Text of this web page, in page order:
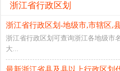
浙江省行政区划
浙江省行政区划-地级市,市辖区,
浙江省行政区划可查询浙江各地级市
大...
最新浙江省县及县以上行政区划